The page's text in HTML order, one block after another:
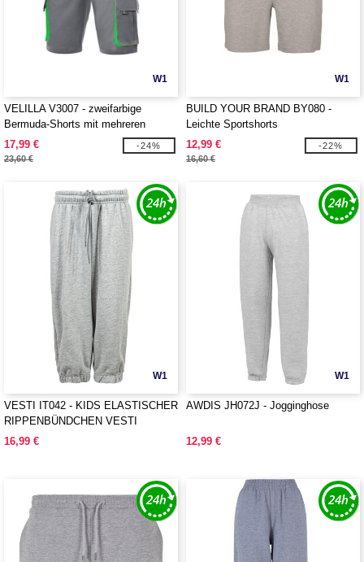
W1
VELILLA V3007 - zweifarbige
Bermuda-Shorts mit mehreren
Taschen
17,99 €
23,60 €
-24%
W1
BUILD YOUR BRAND BY080 -
Leichte Sportshorts
12,99 €
16,60 €
-22%
W1
VESTI IT042 - KIDS ELASTISCHER
RIPPENBÜNDCHEN VESTI
16,99 €
W1
AWDIS JH072J - Jogginghose
12,99 €